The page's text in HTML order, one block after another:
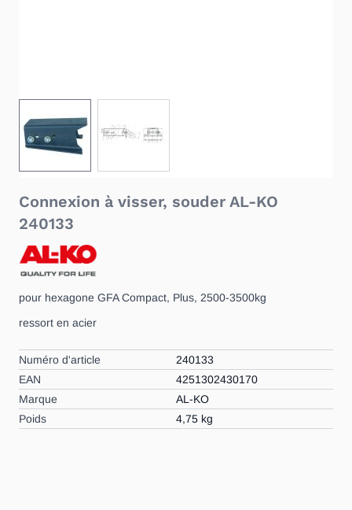
Connexion à visser, souder AL-KO
240133
pour hexagone GFA Compact, Plus, 2500-3500kg
ressort en acier
Numéro d'article
240133
EAN
4251302430170
Marque
AL-KO
Poids
4,75 kg